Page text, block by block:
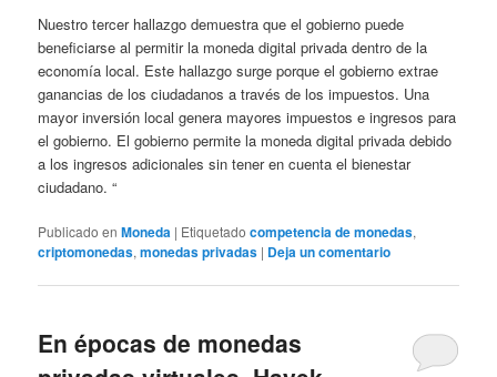
Nuestro tercer hallazgo demuestra que el gobierno puede
beneficiarse al permitir la moneda digital privada dentro de la
economía local. Este hallazgo surge porque el gobierno extrae
ganancias de los ciudadanos a través de los impuestos. Una
mayor inversión local genera mayores impuestos e ingresos para
el gobierno. El gobierno permite la moneda digital privada debido
a los ingresos adicionales sin tener en cuenta el bienestar
ciudadano. “
Publicado en Moneda | Etiquetado competencia de monedas,
criptomonedas,monedas privadas | Deja un comentario
En épocas de monedas